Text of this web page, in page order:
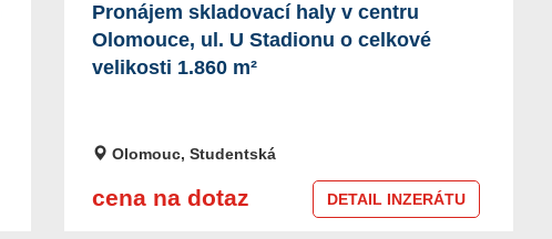
Pronájem skladovací haly v centru
Olomouce, ul. U Stadionu o celkové
velikosti 1.860 m²
Olomouc, Studentská
cena na dotaz DETAIL INZERÁTU